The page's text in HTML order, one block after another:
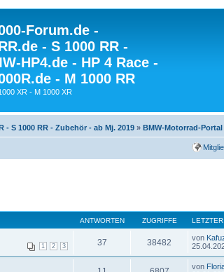
Forum.de -
- S 1000 RR -
HP4.de - HP 4 Race -
- M 1000 RR
XR - M 1000 XR
- S 1000 RR - Zubehör - ab Mj. 2019 » BMW-Motorrad-Portal
ANTWORTEN ZUGRIFFE
1 2 3 37 38482 von
von